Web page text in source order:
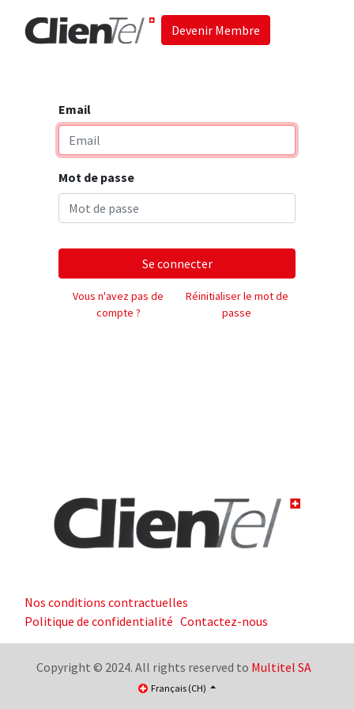
Devenir Membre
Email
Mot de passe
Se connecter
Vous n'avez pas de
compte ?
Réinitialiser le mot de
passe
Nos conditions contractuelles
Politique de confidentialité Contactez-nous
Copyright © 2024. All rights reserved to Multitel SA
Français (CH)